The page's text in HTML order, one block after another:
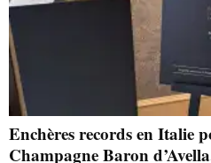
Enchères records en Italie
Champagne Baron